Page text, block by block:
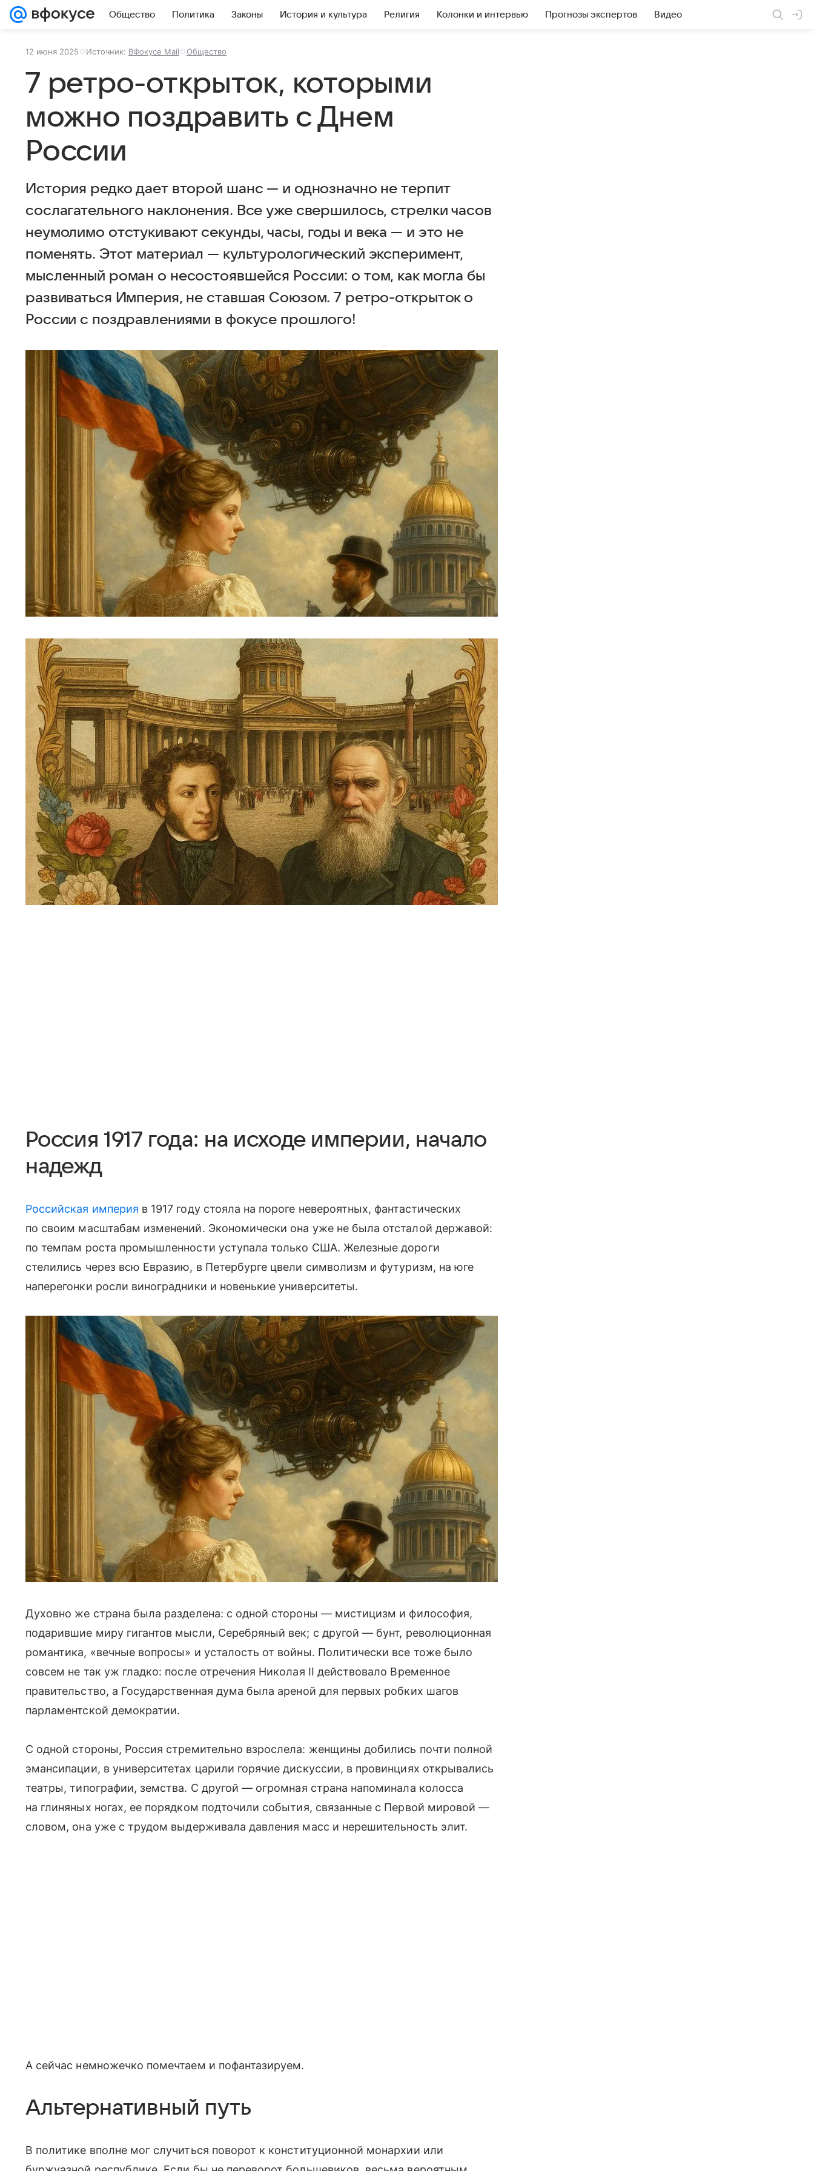
Общество Политика Законы История и культура Религия Колонки и интервью Прогнозы экспертов Видео
12 июня 2025 Источник: ВФокусе Mail Общество
7 ретро-открыток, которыми
можно поздравить с Днем
России
История редко дает второй шанс — и однозначно не терпит
сослагательного наклонения. Все уже свершилось, стрелки часов
неумолимо отстукивают секунды, часы, годы и века — и это не
поменять. Этот материал — культурологический эксперимент,
мысленный роман о несостоявшейся России: о том, как могла бы
развиваться Империя, не ставшая Союзом. 7 ретро-открыток о
России с поздравлениями в фокусе прошлого!
Россия 1917 года: на исходе империи, начало
надежд
Российская империя в 1917 году стояла на пороге невероятных, фантастических
по своим масштабам изменений. Экономически она уже не была отсталой державой:
по темпам роста промышленности уступала только США. Железные дороги
стелились через всю Евразию, в Петербурге цвели символизм и футуризм, на юге
наперегонки росли виноградники и новенькие университеты.
Духовно же страна была разделена: с одной стороны — мистицизм и философия,
подарившие миру гигантов мысли, Серебряный век; с другой — бунт, революционная
романтика, «вечные вопросы» и усталость от войны. Политически все тоже было
совсем не так уж гладко: после отречения Николая II действовало Временное
правительство, а Государственная дума была ареной для первых робких шагов
парламентской демократии.
С одной стороны, Россия стремительно взрослела: женщины добились почти полной
эмансипации, в университетах царили горячие дискуссии, в провинциях открывались
театры, типографии, земства. С другой — огромная страна напоминала колосса
на глиняных ногах, ее порядком подточили события, связанные с Первой мировой —
словом, она уже с трудом выдерживала давления масс и нерешительность элит.
А сейчас немножечко помечтаем и пофантазируем.
Альтернативный путь
В политике вполне мог случиться поворот к конституционной монархии или